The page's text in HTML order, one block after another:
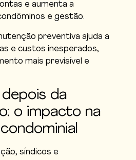
e aumenta a
e gestão.
preventiva ajuda a
e custos inesperados,
mais previsível e
da
o impacto na
síndicos e